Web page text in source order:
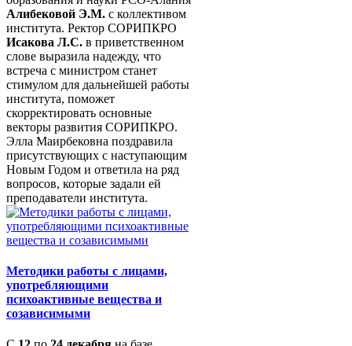
Алибековой Э.М. с коллективом
института. Ректор СОРИПКРО
Исакова Л.С. в приветственном
слове выразила надежду, что
встреча с министром станет
стимулом для дальнейшей работы
института, поможет
скорректировать основные
векторы развития СОРИПКРО.
Элла Маирбековна поздравила
присутствующих с наступающим
Новым Годом и ответила на ряд
вопросов, которые задали ей
преподаватели института.
Методики работы с лицами,
употребляющими
психоактивные вещества и
созависимыми